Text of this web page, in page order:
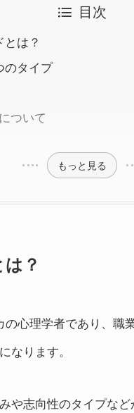
目次
は？
のタイプ
ついて
もっと見る
？
心理学者であり、職
なります。
や志向性のタイプな